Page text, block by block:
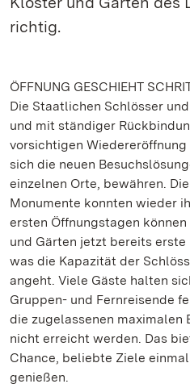
richtig.
ÖFFNUNG GESCHIEHT
Die Staatlichen Schlösser
und mit ständiger
vorsichtigen
sich die neuen
einzelnen Orte, bewähren.
Monumente konnten wieder
ersten Öffnungstagen
und Gärten jetzt bereits erste
was die Kapazität der
angeht. Viele Gäste halten
Gruppen- und Fernreisende
die zugelassenen maximalen
nicht erreicht werden. Das
Chance, beliebte Ziele
genießen.